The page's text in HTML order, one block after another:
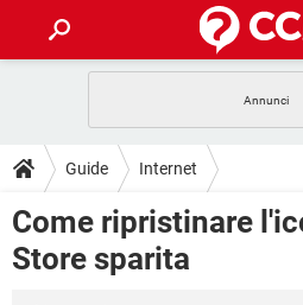
INTRATTENIMENTO
iOS
INSTAGRAM
GUIDE
COVID-19
INTRATTENIMENTO
DOWNLOAD
COVID-19
FORUM
Guide Internet
Come ripristinare
Store sparita